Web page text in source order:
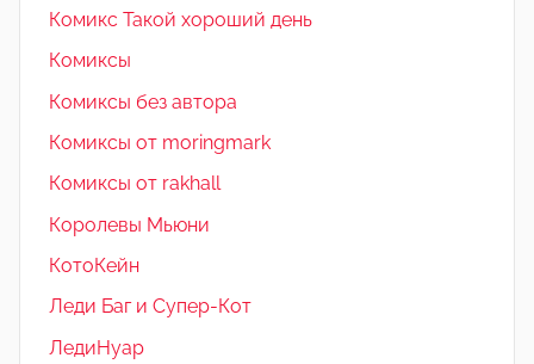
Комикс Такой хороший день
Комиксы
Комиксы без автора
Комиксы от moringmark
Комиксы от rakhall
Королевы Мьюни
КотоКейн
Леди Баг и Супер-Кот
ЛедиНуар